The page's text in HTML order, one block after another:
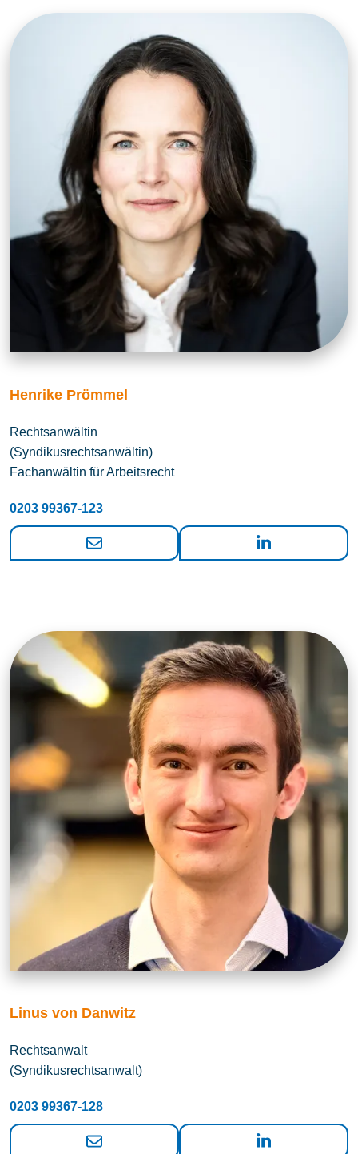
Henrike Prömmel
Rechtsanwältin
(Syndikusrechtsanwältin)
Fachanwältin für Arbeitsrecht
0203 99367-123
Linus von Danwitz
Rechtsanwalt
(Syndikusrechtsanwalt)
0203 99367-128